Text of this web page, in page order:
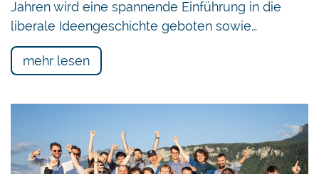
Jahren wird eine spannende Einführung in die
liberale Ideengeschichte geboten sowie…
mehr lesen